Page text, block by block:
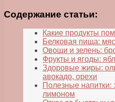
Содержание статьи:
Какие продукты
Белковая пища:
Овощи и зелень:
Фрукты и ягоды:
Здоровые жиры:
авокадо, орехи
Полезные напитки:
лимоном